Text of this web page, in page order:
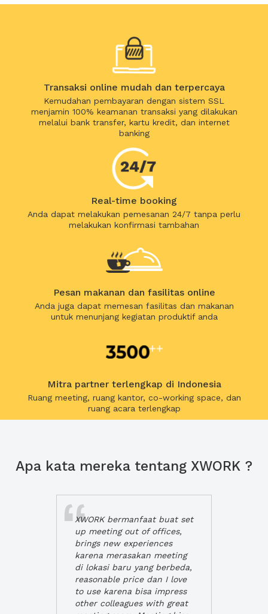
Transaksi online mudah dan terpercaya
Kemudahan pembayaran dengan sistem SSL
menjamin 100% keamanan transaksi yang dilakukan
melalui bank transfer, kartu kredit, dan internet
banking
Real-time booking
Anda dapat melakukan pemesanan 24/7 tanpa perlu
melakukan konfirmasi tambahan
Pesan makanan dan fasilitas online
Anda juga dapat memesan fasilitas dan makanan
untuk menunjang kegiatan produktif anda
Mitra partner terlengkap di Indonesia
Ruang meeting, ruang kantor, co-working space, dan
ruang acara terlengkap
Apa kata mereka tentang XWORK ?
XWORK bermanfaat buat set
up meeting out of offices,
brings new experiences
karena merasakan meeting
di lokasi baru yang berbeda,
reasonable price dan I love
to use karena bisa impress
other colleagues with great